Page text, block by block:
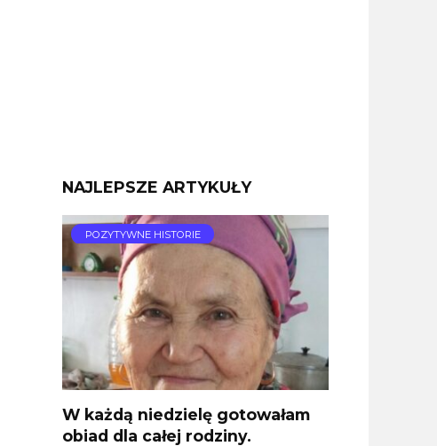
NAJLEPSZE ARTYKUŁY
POZYTYWNE HISTORIE
W każdą niedzielę gotowałam
obiad dla całej rodziny.